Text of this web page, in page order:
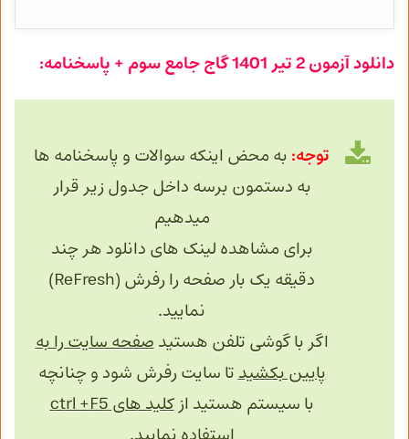
دانلود آزمون 2 تیر 1401 گاج جامع سوم + پاسخنامه:
توجه: به محض اینکه سوالات و پاسخنامه ها
به دستمون برسه داخل جدول زیر قرار
میدهیم
برای مشاهده لینک های دانلود هر چند
دقیقه یک بار صفحه را رفرش (ReFresh)
نمایید.
اگر با گوشی تلفن هستیدصفحه سایت را به
پایین بکشیدتا سایت رفرش شود و چنانچه
با سیستم هستید ازکلید های ctrl +F5